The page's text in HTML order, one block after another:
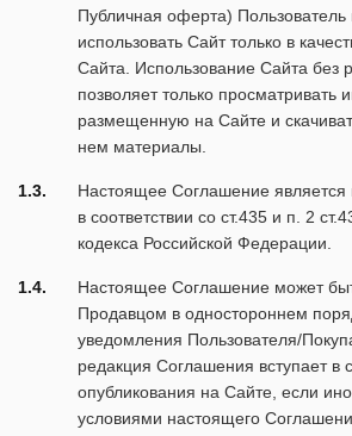
Публичная оферта)
использовать Сайт только в
Сайта. Использование Сайта без
позволяет только просматривать
размещенную на Сайте и
нем материалы.
1.3.
Настоящее Соглашение является
в соответствии со ст.435 и п. 2
кодекса Российской Федерации.
1.4.
Настоящее Соглашение может
Продавцом в одностороннем
уведомления Пользователя/
редакция Соглашения вступает в
опубликования на Сайте, если
условиями настоящего